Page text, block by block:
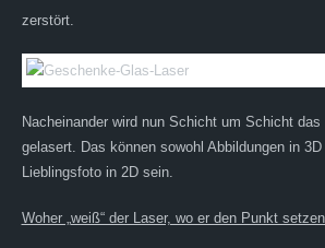
zerstört.
Nacheinander wird nun Schicht um Schicht
gelasert. Das können sowohl Abbildungen in
Lieblingsfoto in 2D sein.
Woher „weiß“ der Laser, wo er den Punkt